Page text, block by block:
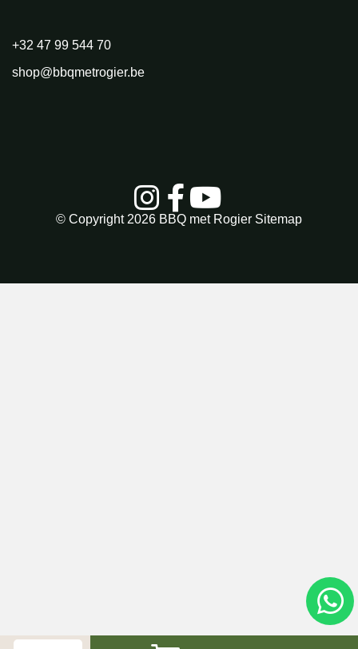
+32 47 99 544 70
shop@bbqmetrogier.be
© Copyright 2026 BBQ met Rogier Sitemap